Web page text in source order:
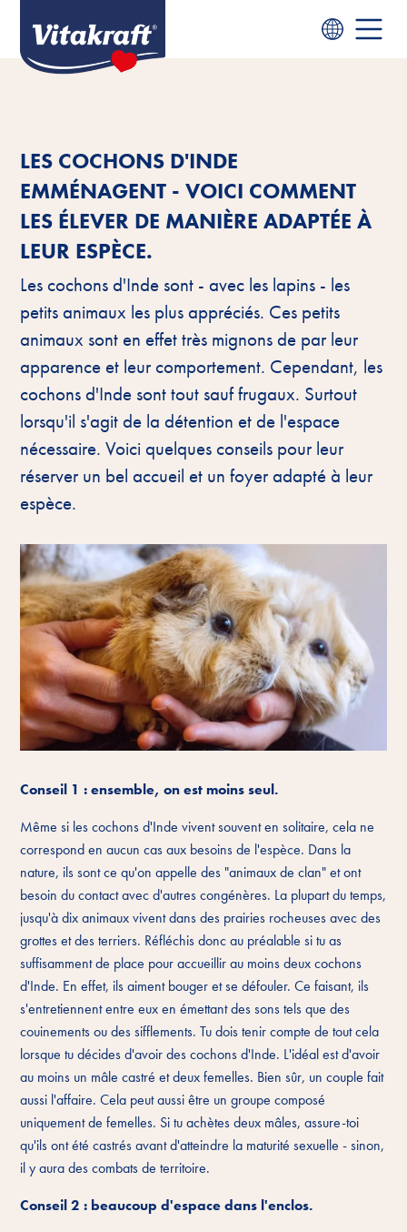
LES COCHONS D'INDE
EMMÉNAGENT - VOICI COMMENT
LES ÉLEVER DE MANIÈRE ADAPTÉE À
LEUR ESPÈCE.
Les cochons d'Inde sont - avec les lapins - les
petits animaux les plus appréciés. Ces petits
animaux sont en effet très mignons de par leur
apparence et leur comportement. Cependant, les
cochons d'Inde sont tout sauf frugaux. Surtout
lorsqu'il s'agit de la détention et de l'espace
nécessaire. Voici quelques conseils pour leur
réserver un bel accueil et un foyer adapté à leur
espèce.
Conseil 1 : ensemble, on est moins seul.
Même si les cochons d'Inde vivent souvent en solitaire, cela ne
correspond en aucun cas aux besoins de l'espèce. Dans la
nature, ils sont ce qu'on appelle des "animaux de clan" et ont
besoin du contact avec d'autres congénères. La plupart du temps,
jusqu'à dix animaux vivent dans des prairies rocheuses avec des
grottes et des terriers. Réfléchis donc au préalable si tu as
suffisamment de place pour accueillir au moins deux cochons
d'Inde. En effet, ils aiment bouger et se défouler. Ce faisant, ils
s'entretiennent entre eux en émettant des sons tels que des
couinements ou des sifflements. Tu dois tenir compte de tout cela
lorsque tu décides d'avoir des cochons d'Inde. L'idéal est d'avoir
au moins un mâle castré et deux femelles. Bien sûr, un couple fait
aussi l'affaire. Cela peut aussi être un groupe composé
uniquement de femelles. Si tu achètes deux mâles, assure-toi
qu'ils ont été castrés avant d'atteindre la maturité sexuelle - sinon,
il y aura des combats de territoire.
Conseil 2 : beaucoup d'espace dans l'enclos.